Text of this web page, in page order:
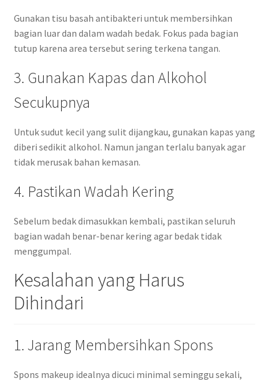
Gunakan tisu basah antibakteri untuk membersihkan
bagian luar dan dalam wadah bedak. Fokus pada bagian
tutup karena area tersebut sering terkena tangan.
3. Gunakan Kapas dan Alkohol
Secukupnya
Untuk sudut kecil yang sulit dijangkau, gunakan kapas yang
diberi sedikit alkohol. Namun jangan terlalu banyak agar
tidak merusak bahan kemasan.
4. Pastikan Wadah Kering
Sebelum bedak dimasukkan kembali, pastikan seluruh
bagian wadah benar-benar kering agar bedak tidak
menggumpal.
Kesalahan yang Harus
Dihindari
1. Jarang Membersihkan Spons
Spons makeup idealnya dicuci minimal seminggu sekali,